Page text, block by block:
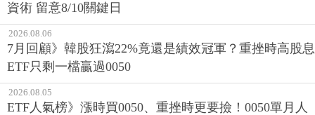
資術 留意8/10關鍵日
2026.08.06
7月回顧》韓股狂瀉22%竟還是績效冠軍？重挫時高股息
ETF只剩一檔贏過0050
2026.08.05
ETF人氣榜》漲時買0050、重挫時更要撿！0050單月人